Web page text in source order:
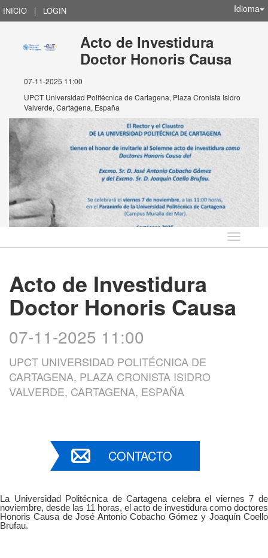
INICIO | LOGIN Idioma
Acto de Investidura
Doctor Honoris Causa
07-11-2025 11:00
UPCT Universidad Politécnica de Cartagena, Plaza Cronista Isidro
Valverde, Cartagena, España
Idioma
Acto de Investidura
Doctor Honoris Causa
07-11-2025 11:00
UPCT UNIVERSIDAD POLITÉCNICA DE
CARTAGENA, PLAZA CRONISTA ISIDRO
VALVERDE, CARTAGENA, ESPAÑA
CONTACTO
La Universidad Politécnica de Cartagena celebra el viernes 7 de
noviembre, desde las 11 horas, el acto de investidura como doctores
Honoris Causa de José Antonio Cobacho Gómez y Joaquín Coello
Brufau.